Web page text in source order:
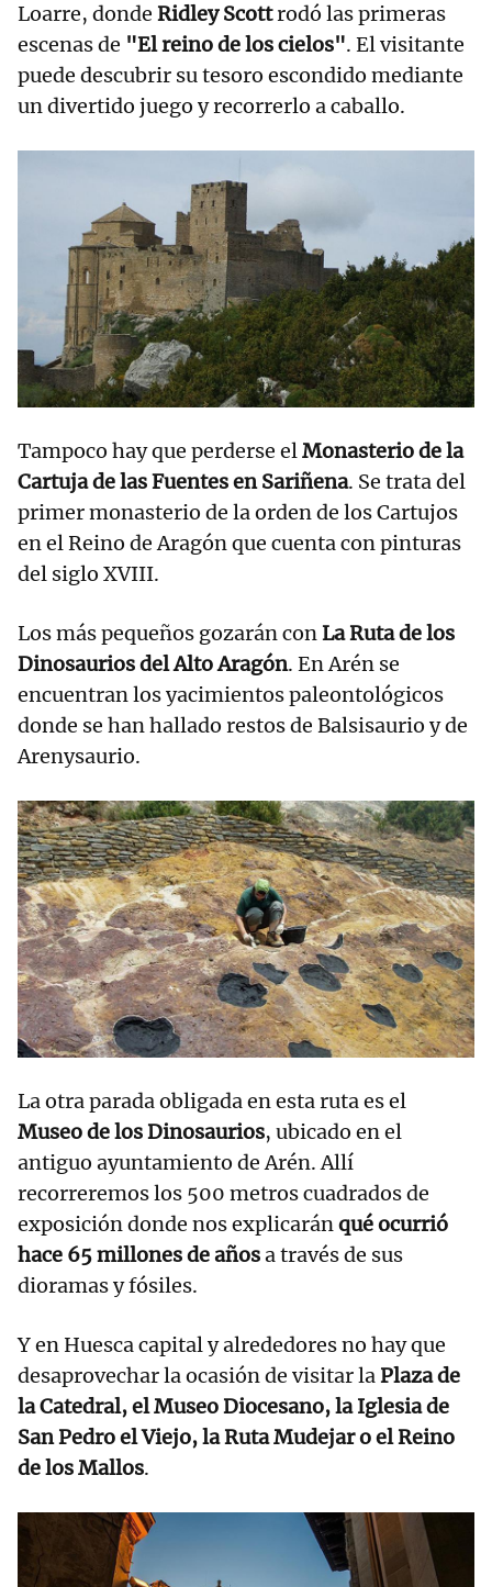
Loarre, donde Ridley Scottrodó las primeras
escenas de "El reino de los cielos". El visitante
puede descubrir su tesoro escondido mediante
un divertido juego y recorrerlo a caballo.
Tampoco hay que perderse elMonasterio de la
Cartuja de las Fuentes en Sariñena. Se trata del
primer monasterio de la orden de los Cartujos
en el Reino de Aragón que cuenta con pinturas
del siglo XVIII.
Los más pequeños gozarán conLa Ruta de los
Dinosaurios del Alto Aragón. En Arén se
encuentran los yacimientos paleontológicos
donde se han hallado restos de Balsisaurio y de
Arenysaurio.
La otra parada obligada en esta ruta es el
Museo de los Dinosaurios, ubicado en el
antiguo ayuntamiento de Arén. Allí
recorreremos los 500 metros cuadrados de
exposición donde nos explicaránqué ocurrió
hace 65 millones de añosa través de sus
dioramas y fósiles.
Y en Huesca capital y alrededores no hay que
desaprovechar la ocasión de visitar laPlaza de
la Catedral, el Museo Diocesano, la Iglesia de
San Pedro el Viejo, la Ruta Mudejar o el Reino
de los Mallos.